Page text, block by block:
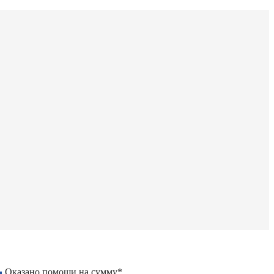
Оказано помощи на сумму*